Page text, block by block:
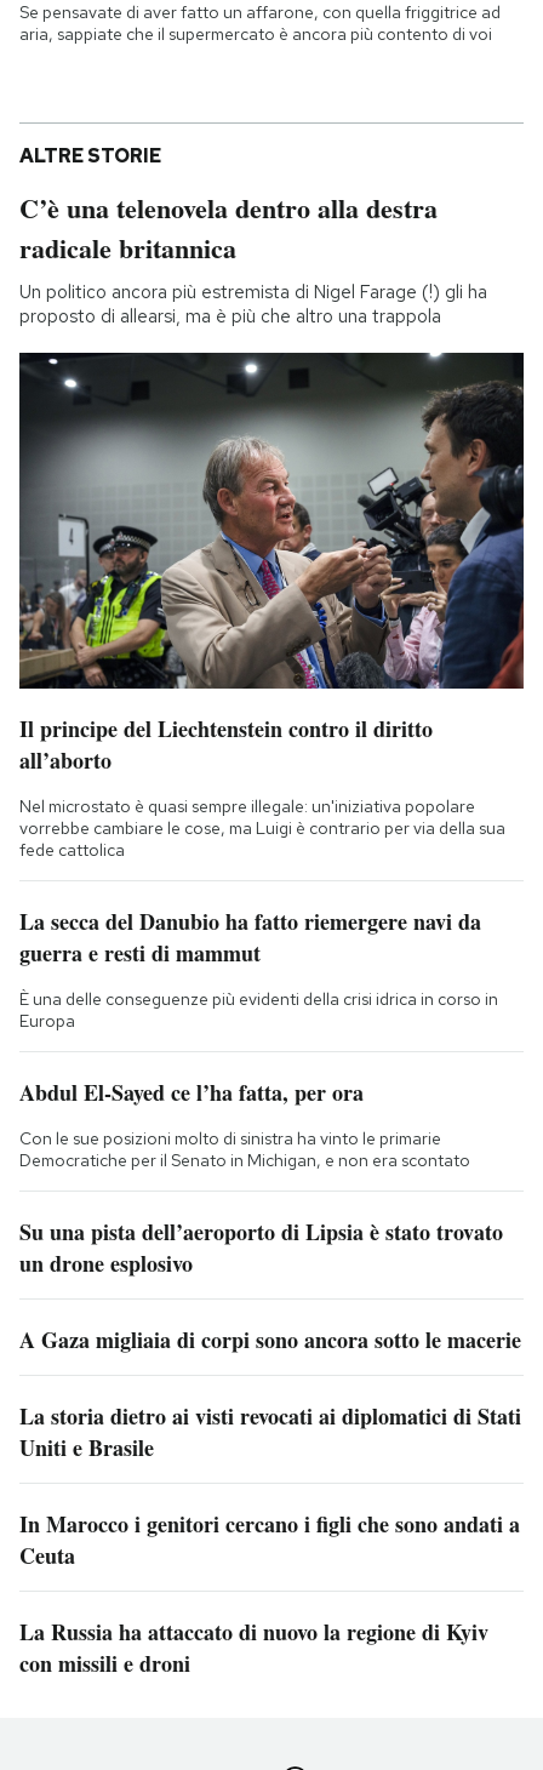
Se pensavate di aver fatto un affarone, con quella friggitrice ad
aria, sappiate che il supermercato è ancora più contento di voi
ALTRE STORIE
C’è una telenovela dentro alla destra
radicale britannica
Un politico ancora più estremista di Nigel Farage (!) gli ha
proposto di allearsi, ma è più che altro una trappola
Il principe del Liechtenstein contro il diritto
all’aborto
Nel microstato è quasi sempre illegale: un'iniziativa popolare
vorrebbe cambiare le cose, ma Luigi è contrario per via della sua
fede cattolica
La secca del Danubio ha fatto riemergere navi da
guerra e resti di mammut
È una delle conseguenze più evidenti della crisi idrica in corso in
Europa
Abdul El-Sayed ce l’ha fatta, per ora
Con le sue posizioni molto di sinistra ha vinto le primarie
Democratiche per il Senato in Michigan, e non era scontato
Su una pista dell’aeroporto di Lipsia è stato trovato
un drone esplosivo
A Gaza migliaia di corpi sono ancora sotto le macerie
La storia dietro ai visti revocati ai diplomatici di Stati
Uniti e Brasile
In Marocco i genitori cercano i figli che sono andati a
Ceuta
La Russia ha attaccato di nuovo la regione di Kyiv
con missili e droni